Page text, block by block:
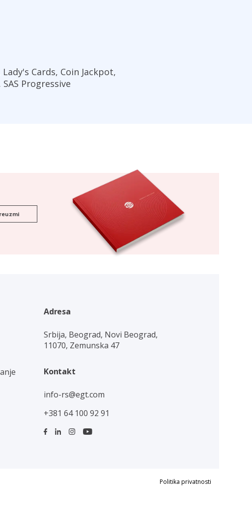
Cards, Coin Jackpot,
Progressive
Adresa
Srbija, Beograd, Novi Beograd,
11070, Zemunska 47
Kontakt
info-rs@egt.com
+381 64 100 92 91
Politika privatnosti